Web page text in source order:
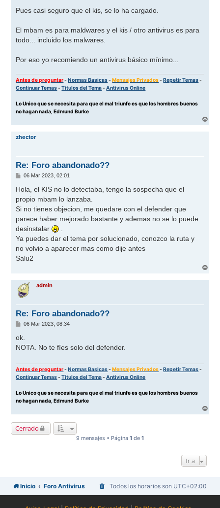
n
j
e
Pues casi seguro que el kis, se lo ha cargado.
El mbam es para maldwares y el kis / otro antivirus es para
todo... incluido los malwares.
Por eso yo recomiendo un antivirus básico mínimo...
Antes de preguntar-Normas Basicas-Mensajes Privados-Repetir Temas-
Continuar Temas-Titulos del Tema-Antivirus Online
Lo Unico que se necesita para que el mal triunfe es que los hombres buenos
no hagan nada, Edmund Burke
r
zhector
Re: Foro abandonado??
M
n
a
j
e
06 Mar 2023, 02:01
Hola, el KIS no lo detectaba, tengo la sospecha que el
propio mbam lo lanzaba.
Si no tienes objecion, me quedare con el defender que
parece haber mejorado bastante y ademas no se lo puede
desinstalar
Ya puedes dar el tema por solucionado, conozco la ruta y
no volvio a aparecer mas como dije antes
Salu2
r
admin
Re: Foro abandonado??
M
n
a
06 Mar 2023, 08:34
ok.
NOTA. No te fíes solo del defender.
Antes de preguntar-Normas Basicas-Mensajes Privados-Repetir Temas-
Continuar Temas-Titulos del Tema-Antivirus Online
Lo Unico que se necesita para que el mal triunfe es que los hombres buenos
no hagan nada, Edmund Burke
r
Cerrado
9 mensajes • Página 1 de 1
Ir a
Inicio Foro Antivirus Todos los horarios son UTC+02:00